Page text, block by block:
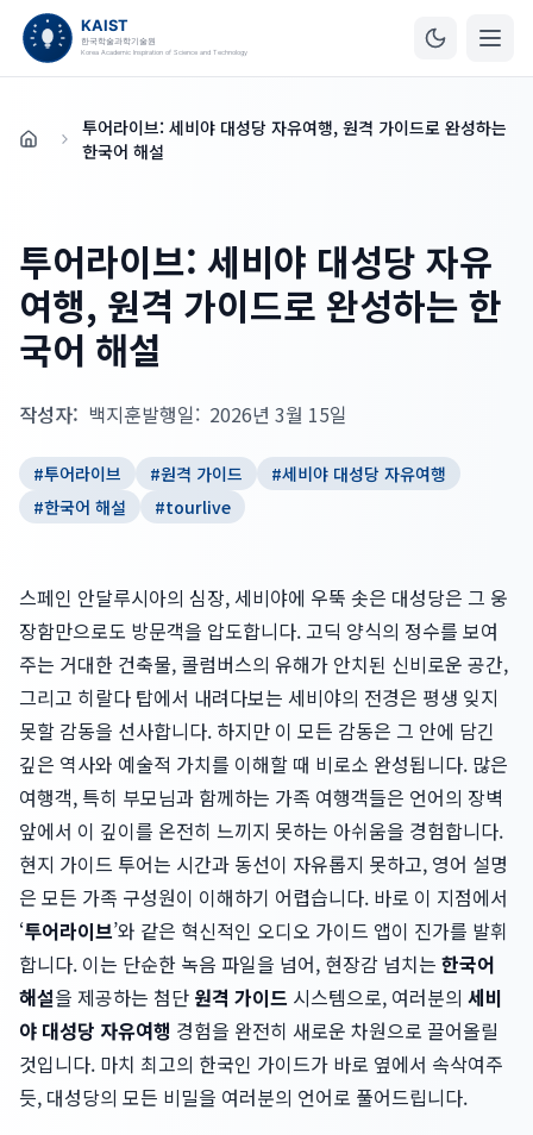
홈
투어라이브: 세비야 대성당 자유여행, 원격 가이드로 완성하는
한국어 해설
투어라이브: 세비야 대성당 자유
여행, 원격 가이드로 완성하는 한
국어 해설
작성자: 백지훈발행일: 2026년 3월 15일
#투어라이브 #원격 가이드 #세비야 대성당 자유여행
#한국어 해설 #tourlive
스페인 안달루시아의 심장, 세비야에 우뚝 솟은 대성당은 그 웅
장함만으로도 방문객을 압도합니다. 고딕 양식의 정수를 보여
주는 거대한 건축물, 콜럼버스의 유해가 안치된 신비로운 공간,
그리고 히랄다 탑에서 내려다보는 세비야의 전경은 평생 잊지
못할 감동을 선사합니다. 하지만 이 모든 감동은 그 안에 담긴
깊은 역사와 예술적 가치를 이해할 때 비로소 완성됩니다. 많은
여행객, 특히 부모님과 함께하는 가족 여행객들은 언어의 장벽
앞에서 이 깊이를 온전히 느끼지 못하는 아쉬움을 경험합니다.
현지 가이드 투어는 시간과 동선이 자유롭지 못하고, 영어 설명
은 모든 가족 구성원이 이해하기 어렵습니다. 바로 이 지점에서
‘투어라이브’와 같은 혁신적인 오디오 가이드 앱이 진가를 발휘
합니다. 이는 단순한 녹음 파일을 넘어, 현장감 넘치는 한국어
해설을 제공하는 첨단 원격 가이드 시스템으로, 여러분의 세비
야 대성당 자유여행 경험을 완전히 새로운 차원으로 끌어올릴
것입니다. 마치 최고의 한국인 가이드가 바로 옆에서 속삭여주
듯, 대성당의 모든 비밀을 여러분의 언어로 풀어드립니다.